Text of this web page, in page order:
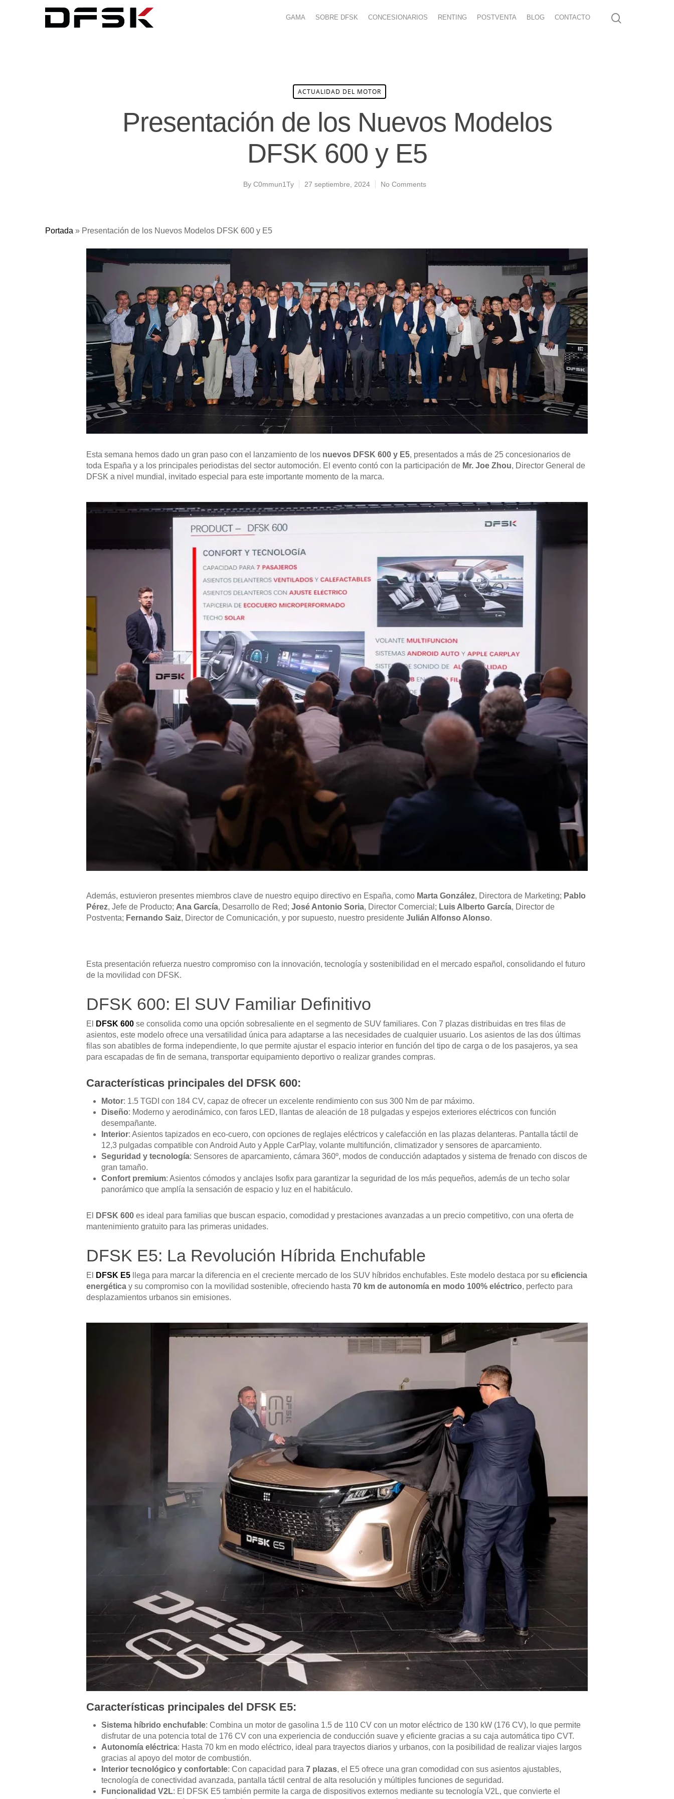
Pulse Enter para buscar o ESC para cerrar
GAMA SOBRE DFSK CONCESIONARIOS RENTING POSTVENTA BLOG CONTACTO
ACTUALIDAD DEL MOTOR
Presentación de los Nuevos Modelos
DFSK 600 y E5
By C0mmun1Ty 27 septiembre, 2024 No Comments
Portada » Presentación de los Nuevos Modelos DFSK 600 y E5
Esta semana hemos dado un gran paso con el lanzamiento de los nuevos DFSK 600 y E5, presentados a más de 25 concesionarios de
toda España y a los principales periodistas del sector automoción. El evento contó con la participación de Mr. Joe Zhou, Director General de
DFSK a nivel mundial, invitado especial para este importante momento de la marca.
Además, estuvieron presentes miembros clave de nuestro equipo directivo en España, como Marta González, Directora de Marketing; Pablo
Pérez, Jefe de Producto; Ana García, Desarrollo de Red; José Antonio Soria, Director Comercial; Luis Alberto García, Director de
Postventa; Fernando Saiz, Director de Comunicación, y por supuesto, nuestro presidente Julián Alfonso Alonso.
Esta presentación refuerza nuestro compromiso con la innovación, tecnología y sostenibilidad en el mercado español, consolidando el futuro
de la movilidad con DFSK.
DFSK 600: El SUV Familiar Definitivo
El DFSK 600 se consolida como una opción sobresaliente en el segmento de SUV familiares. Con 7 plazas distribuidas en tres filas de
asientos, este modelo ofrece una versatilidad única para adaptarse a las necesidades de cualquier usuario. Los asientos de las dos últimas
filas son abatibles de forma independiente, lo que permite ajustar el espacio interior en función del tipo de carga o de los pasajeros, ya sea
para escapadas de fin de semana, transportar equipamiento deportivo o realizar grandes compras.
Características principales del DFSK 600:
Motor: 1.5 TGDI con 184 CV, capaz de ofrecer un excelente rendimiento con sus 300 Nm de par máximo.
Diseño: Moderno y aerodinámico, con faros LED, llantas de aleación de 18 pulgadas y espejos exteriores eléctricos con función
desempañante.
Interior: Asientos tapizados en eco-cuero, con opciones de reglajes eléctricos y calefacción en las plazas delanteras. Pantalla táctil de
12,3 pulgadas compatible con Android Auto y Apple CarPlay, volante multifunción, climatizador y sensores de aparcamiento.
Seguridad y tecnología: Sensores de aparcamiento, cámara 360º, modos de conducción adaptados y sistema de frenado con discos de
gran tamaño.
Confort premium: Asientos cómodos y anclajes Isofix para garantizar la seguridad de los más pequeños, además de un techo solar
panorámico que amplía la sensación de espacio y luz en el habitáculo.
El DFSK 600 es ideal para familias que buscan espacio, comodidad y prestaciones avanzadas a un precio competitivo, con una oferta de
mantenimiento gratuito para las primeras unidades.
DFSK E5: La Revolución Híbrida Enchufable
El DFSK E5 llega para marcar la diferencia en el creciente mercado de los SUV híbridos enchufables. Este modelo destaca por su eficiencia
energética y su compromiso con la movilidad sostenible, ofreciendo hasta 70 km de autonomía en modo 100% eléctrico, perfecto para
desplazamientos urbanos sin emisiones.
Características principales del DFSK E5:
Sistema híbrido enchufable: Combina un motor de gasolina 1.5 de 110 CV con un motor eléctrico de 130 kW (176 CV), lo que permite
disfrutar de una potencia total de 176 CV con una experiencia de conducción suave y eficiente gracias a su caja automática tipo CVT.
Autonomía eléctrica: Hasta 70 km en modo eléctrico, ideal para trayectos diarios y urbanos, con la posibilidad de realizar viajes largos
gracias al apoyo del motor de combustión.
Interior tecnológico y confortable: Con capacidad para 7 plazas, el E5 ofrece una gran comodidad con sus asientos ajustables,
tecnología de conectividad avanzada, pantalla táctil central de alta resolución y múltiples funciones de seguridad.
Funcionalidad V2L: El DFSK E5 también permite la carga de dispositivos externos mediante su tecnología V2L, que convierte el